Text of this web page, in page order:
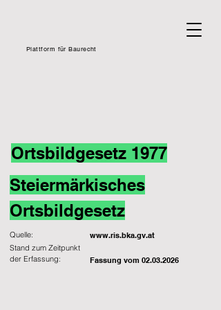
Plattform für Baurecht
Ortsbildgesetz 1977
Steiermärkisches
Ortsbildgesetz
Quelle: www.ris.bka.gv.at
Fassung vom 02.03.2026
Stand zum Zeitpunkt
der Erfassung: